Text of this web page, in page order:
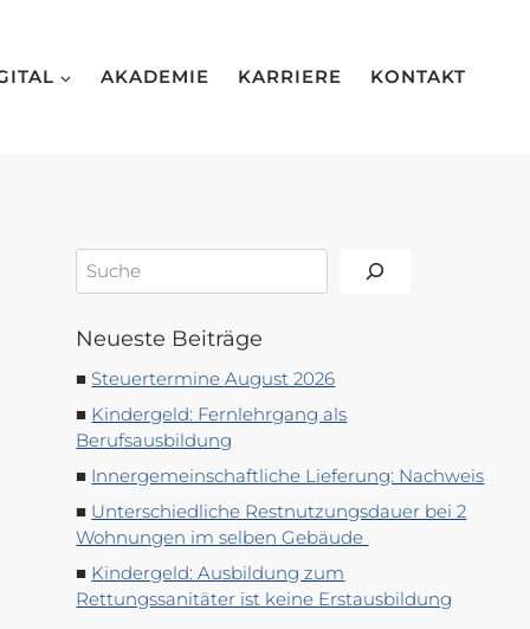
AKADEMIE KARRIERE KONTAKT
Suchen
Neueste Beiträge
Steuertermine August 2026
Kindergeld: Fernlehrgang als
Berufsausbildung
Innergemeinschaftliche Lieferung: Nachweis
Unterschiedliche Restnutzungsdauer bei 2
Wohnungen im selben Gebäude
Kindergeld: Ausbildung zum
Rettungssanitäter ist keine Erstausbildung